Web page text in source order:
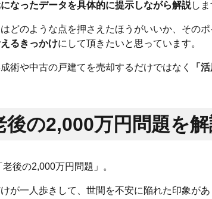
なったデータを具体的に提示しながら解説しま
どのような点を押さえたほうがいいか、その
るきっかけにして頂きたいと思っています。
術や中古の戸建てを売却するだけではなく 「
の2,000万円問題を
後の2,000万円問題」。
が一人歩きして、世間を不安に陥れた印象があ